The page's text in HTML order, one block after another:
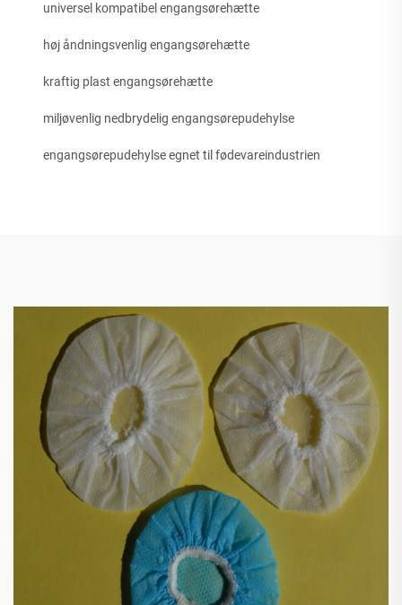
universel kompatibel engangsørehætte
høj åndningsvenlig engangsørehætte
kraftig plast engangsørehætte
miljøvenlig nedbrydelig engangsørepudehylse
engangsørepudehylse egnet til fødevareindustrien